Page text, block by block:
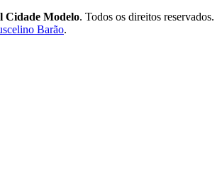
Cidade Modelo. Todos os direitos reservados.
Barão.